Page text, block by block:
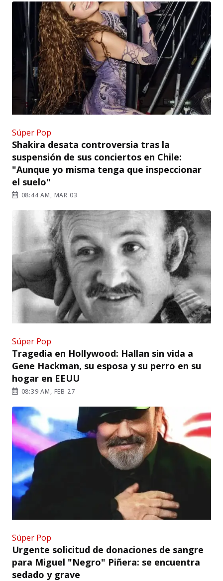
Súper Pop
Shakira desata controversia tras la
suspensión de sus conciertos en Chile:
"Aunque yo misma tenga que inspeccionar
el suelo"
08:44 AM, MAR 03
Súper Pop
Tragedia en Hollywood: Hallan sin vida a
Gene Hackman, su esposa y su perro en su
hogar en EEUU
08:39 AM, FEB 27
Súper Pop
Urgente solicitud de donaciones de sangre
para Miguel "Negro" Piñera: se encuentra
sedado y grave